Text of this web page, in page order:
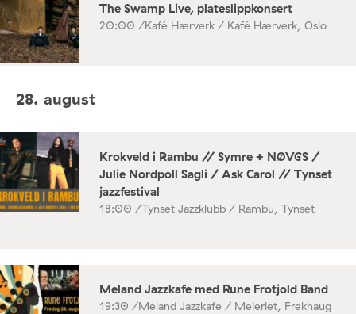
The Swamp Live, plateslippkonsert
20:00 /Kafé Hærverk / Kafé Hærverk, Oslo
28. august
Krokveld i Rambu // Symre + NØVGS /
Julie Nordpoll Sagli / Ask Carol // Tynset
jazzfestival
18:00 /Tynset Jazzklubb / Rambu, Tynset
Meland Jazzkafe med Rune Frotjold Band
19:30 /Meland Jazzkafe / Meieriet, Frekhaug